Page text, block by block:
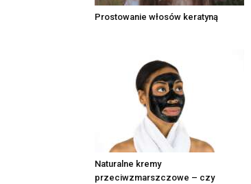
Prostowanie włosów keratyną
Naturalne kremy
przeciwzmarszczowe – czy